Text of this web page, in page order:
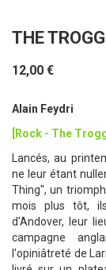
THE
12,00 €
Alain Feydri
[Rock - The
Lancés, au
ne leur étant
Thing", un
mois plus tôt,
d'Andover, leur
campagne
l'opiniâtreté de